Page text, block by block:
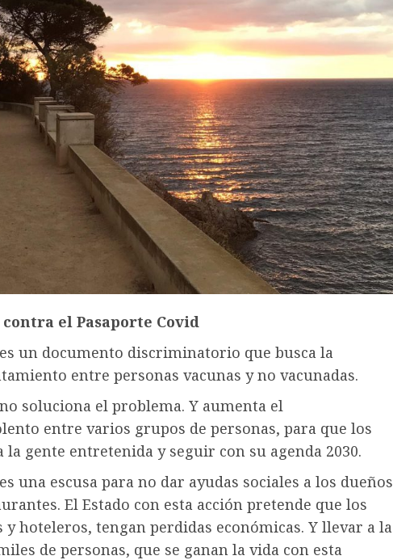
el Pasaporte Covid
un documento discriminatorio que busca la
entre personas vacunas y no vacunadas.
soluciona el problema. Y aumenta el
entre varios grupos de personas, para que los
la gente entretenida y seguir con su agenda 2030.
una escusa para no dar ayudas sociales a los dueños
El Estado con esta acción pretende que los
hoteleros, tengan perdidas económicas. Y llevar a la
de personas, que se ganan la vida con esta